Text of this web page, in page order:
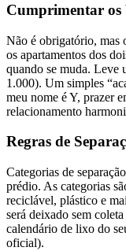
Cumprimentar os
Não é obrigatório,
os apartamentos dos
quando se muda. Leve
1.000). Um simples
meu nome é Y, prazer
relacionamento
Regras de
Categorias de
prédio. As categorias
reciclável, plástico e
será deixado sem
calendário de lixo do
oficial).